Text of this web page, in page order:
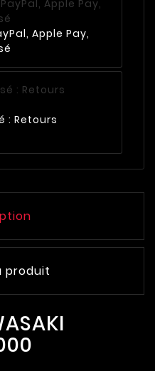
Apple Pay,
: Retours
produit